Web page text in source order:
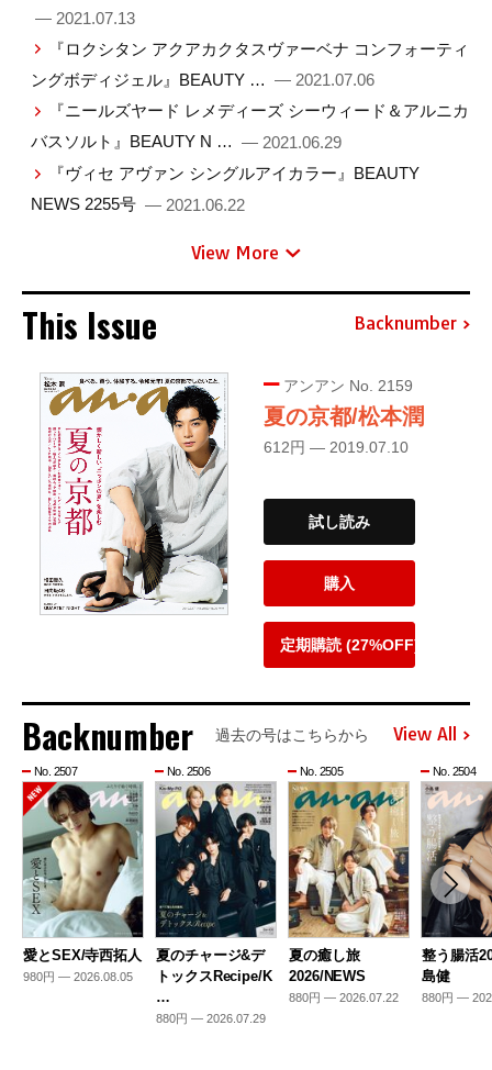
— 2021.07.13
『ロクシタン アクアカクタスヴァーベナ コンフォーティ
ングボディジェル』BEAUTY … — 2021.07.06
『ニールズヤード レメディーズ シーウィード＆アルニカ
バスソルト』BEAUTY N … — 2021.06.29
『ヴィセ アヴァン シングルアイカラー』BEAUTY
NEWS 2255号 — 2021.06.22
View More
This Issue Backnumber
アンアン No. 2159
夏の京都/松本潤
612円 — 2019.07.10
試し読み
購入
定期購読 (27%OFF)
Backnumber 過去の号はこちらから View All
No. 2507
愛とSEX/寺西拓人
980円 — 2026.08.05
No. 2506
夏のチャージ&デ
トックスRecipe/K
…
880円 — 2026.07.29
No. 2505
夏の癒し旅
2026/NEWS
880円 — 2026.07.22
No. 2504
整う腸活
島健
880円 —